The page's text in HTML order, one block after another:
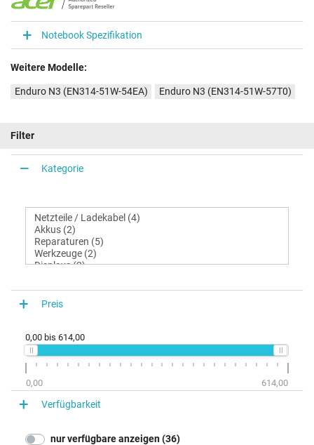
Notebook Spezifikation
Weitere Modelle:
Enduro N3 (EN314-51W-54EA) Enduro N3 (EN314-51W-57T0)
Filter
Kategorie
Preis
0,00 bis 614,00
0,00 614,00
Verfügbarkeit
nur verfügbare anzeigen (36)